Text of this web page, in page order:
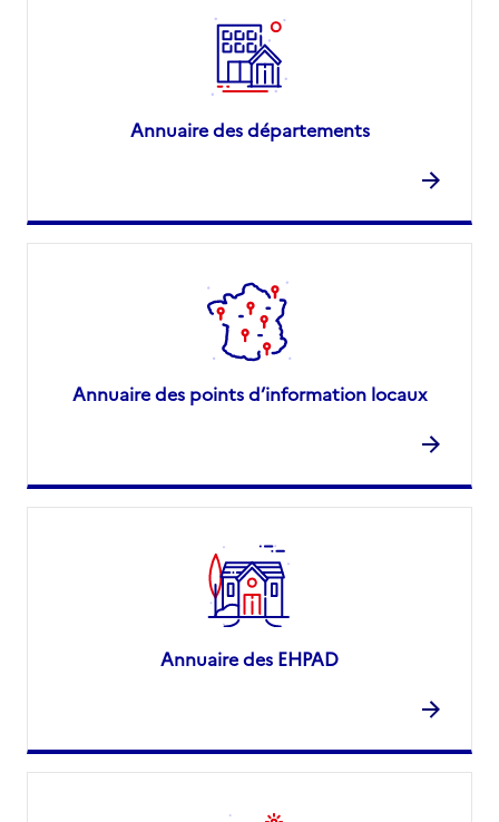
Annuaire des départements
Annuaire des points d’information locaux
Annuaire des EHPAD